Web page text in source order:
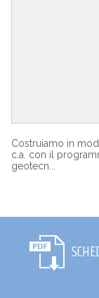
Costruiamo in
c.a. con il
geotecn...